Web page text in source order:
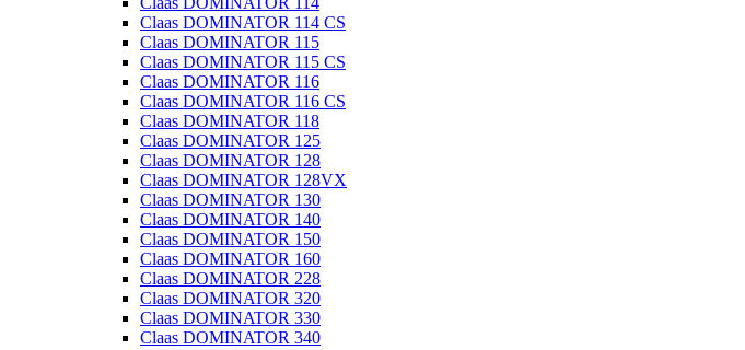
Claas DOMINATOR 114 CS
Claas DOMINATOR 115
Claas DOMINATOR 115 CS
Claas DOMINATOR 116
Claas DOMINATOR 116 CS
Claas DOMINATOR 118
Claas DOMINATOR 125
Claas DOMINATOR 128
Claas DOMINATOR 128VX
Claas DOMINATOR 130
Claas DOMINATOR 140
Claas DOMINATOR 150
Claas DOMINATOR 160
Claas DOMINATOR 228
Claas DOMINATOR 320
Claas DOMINATOR 330
Claas DOMINATOR 340